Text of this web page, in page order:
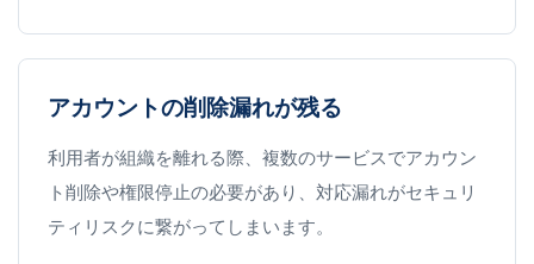
アカウントの削除漏れが残る
利用者が組織を離れる際、複数のサービスでアカウン
ト削除や権限停止の必要があり、対応漏れがセキュリ
ティリスクに繋がってしまいます。